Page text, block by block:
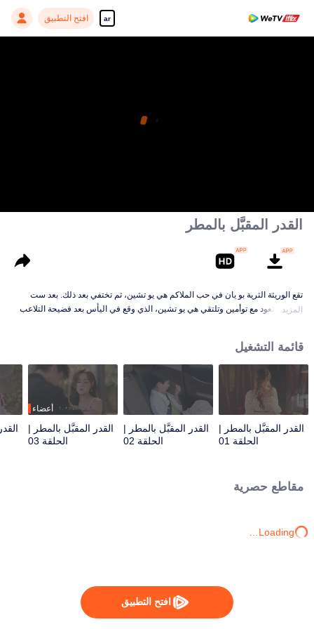
ar افتح التطبيق
افتح التطبيق
القدر المقبَّل بالمطر
تقع الوريثة الثرية بو يان في حب الملاكم هي يو تشين، ثم تختفي بعد ذلك. بعد ست
سنوات، تعود مع توأمين وتلتقي هي يو تشين، الذي وقع في اليأس بعد فضيحة التلاعب
المظلمة لماضيهما معًا.
المزيد
قائمة التشغيل
القدر المقبَّل بالمطر |
الحلقة 01
القدر المقبَّل بالمطر |
الحلقة 02
أعضاء
القدر المقبَّل بالمطر |
الحلقة 03
مقاطع حصرية
Loading…